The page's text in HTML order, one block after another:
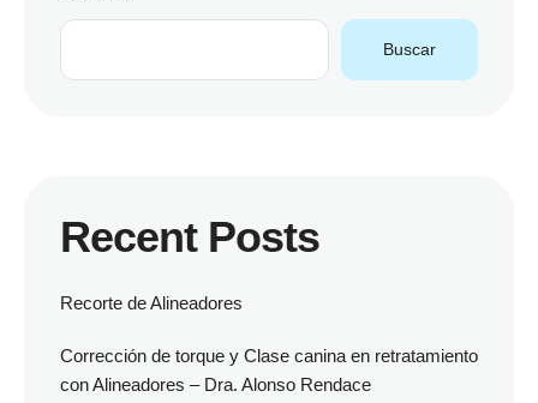
Buscar
Recent Posts
Recorte de Alineadores
Corrección de torque y Clase canina en retratamiento
con Alineadores – Dra. Alonso Rendace